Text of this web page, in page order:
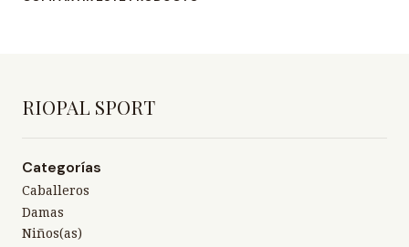
RIOPAL SPORT
Categorías
Caballeros
Damas
Niños(as)